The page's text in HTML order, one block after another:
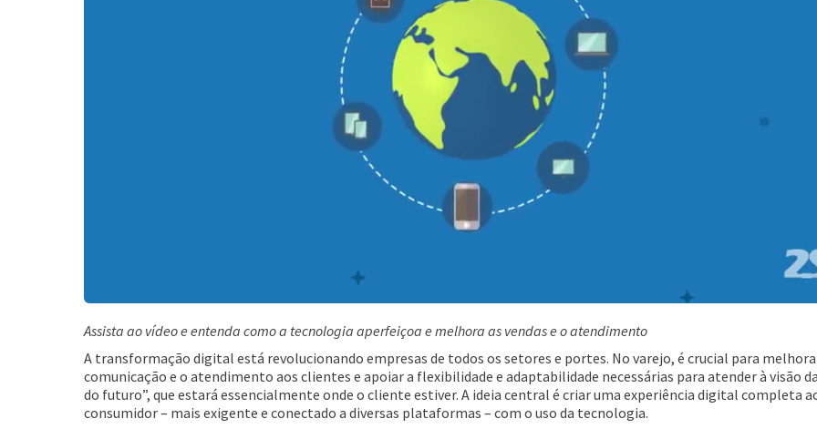
Assista ao vídeo e entenda como a tecnologia aperfeiçoa e melhora as vendas e o atendimento
A transformação digital está revolucionando empresas de todos os setores e portes. No varejo, é crucial para
comunicação e o atendimento aos clientes e apoiar a flexibilidade e adaptabilidade necessárias para atender à visão
do futuro”, que estará essencialmente onde o cliente estiver. A ideia central é criar uma experiência digital completa
consumidor – mais exigente e conectado a diversas plataformas – com o uso da tecnologia.